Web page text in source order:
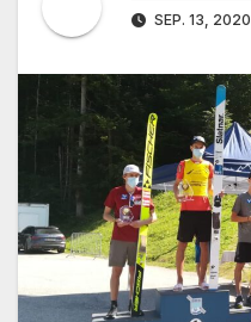
SEP. 13, 2020